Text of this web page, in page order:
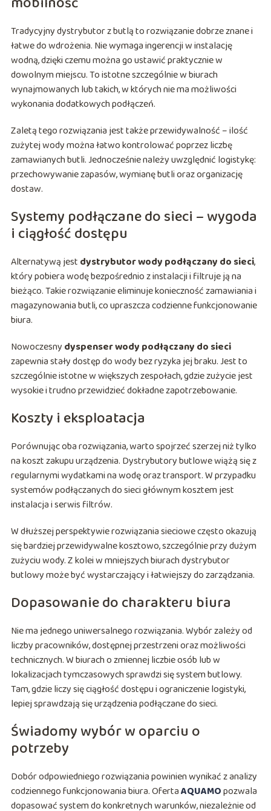
Tradycyjny dystrybutor z butlą to rozwiązanie dobrze znane i
łatwe do wdrożenia. Nie wymaga ingerencji w instalację
wodną, dzięki czemu można go ustawić praktycznie w
dowolnym miejscu. To istotne szczególnie w biurach
wynajmowanych lub takich, w których nie ma możliwości
wykonania dodatkowych podłączeń.
Zaletą tego rozwiązania jest także przewidywalność – ilość
zużytej wody można łatwo kontrolować poprzez liczbę
zamawianych butli. Jednocześnie należy uwzględnić logistykę:
przechowywanie zapasów, wymianę butli oraz organizację
dostaw.
Systemy podłączane do sieci – wygoda
i ciągłość dostępu
Alternatywą jest dystrybutor wody podłączany do sieci,
który pobiera wodę bezpośrednio z instalacji i filtruje ją na
bieżąco. Takie rozwiązanie eliminuje konieczność zamawiania i
magazynowania butli, co upraszcza codzienne funkcjonowanie
biura.
Nowoczesny dyspenser wody podłączany do sieci
zapewnia stały dostęp do wody bez ryzyka jej braku. Jest to
szczególnie istotne w większych zespołach, gdzie zużycie jest
wysokie i trudno przewidzieć dokładne zapotrzebowanie.
Koszty i eksploatacja
Porównując oba rozwiązania, warto spojrzeć szerzej niż tylko
na koszt zakupu urządzenia. Dystrybutory butlowe wiążą się z
regularnymi wydatkami na wodę oraz transport. W przypadku
systemów podłączanych do sieci głównym kosztem jest
instalacja i serwis filtrów.
W dłuższej perspektywie rozwiązania sieciowe często okazują
się bardziej przewidywalne kosztowo, szczególnie przy dużym
zużyciu wody. Z kolei w mniejszych biurach dystrybutor
butlowy może być wystarczający i łatwiejszy do zarządzania.
Dopasowanie do charakteru biura
Nie ma jednego uniwersalnego rozwiązania. Wybór zależy od
liczby pracowników, dostępnej przestrzeni oraz możliwości
technicznych. W biurach o zmiennej liczbie osób lub w
lokalizacjach tymczasowych sprawdzi się system butlowy.
Tam, gdzie liczy się ciągłość dostępu i ograniczenie logistyki,
lepiej sprawdzają się urządzenia podłączane do sieci.
Świadomy wybór w oparciu o
potrzeby
Dobór odpowiedniego rozwiązania powinien wynikać z analizy
codziennego funkcjonowania biura. OfertaAQUAMOpozwala
dopasować system do konkretnych warunków, niezależnie od